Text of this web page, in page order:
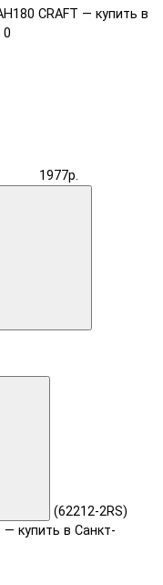
CRAFT — купить в
0
1977р.
(62212-2RS)
купить в Санкт-